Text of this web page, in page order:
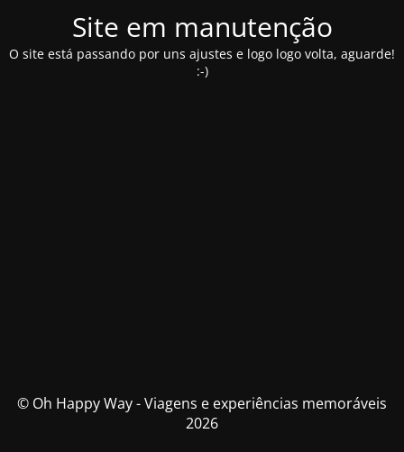
Site em manutenção
O site está passando por uns ajustes e logo logo volta, aguarde!
:-)
© Oh Happy Way - Viagens e experiências memoráveis
2026